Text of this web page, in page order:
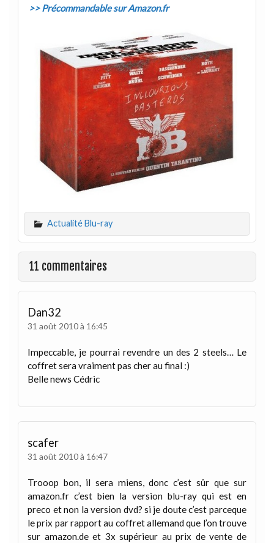
>> Précommandable sur Amazon.fr
Actualité Blu-ray
11 commentaires
Dan32
31 août 2010 à 16:45
Impeccable, je pourrai revendre un des 2 steels… Le
coffret sera vraiment pas cher au final :)
Belle news Cédric
scafer
31 août 2010 à 16:47
Trooop bon, il sera miens, donc c’est sûr que sur
amazon.fr c’est bien la version blu-ray qui est en
preco et non la version dvd? si je doute c’est parceque
le prix par rapport au coffret allemand que l’on trouve
sur amazon.de et 3x supérieur au prix de vente de